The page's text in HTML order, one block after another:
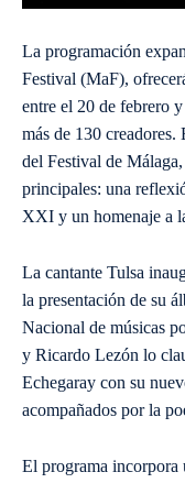
La programación
Festival (MaF),
entre el 20 de febrero
más de 130 creadores.
del Festival de
principales: una
XXI y un homenaje a
La cantante Tulsa
la presentación de su
Nacional de músicas
y Ricardo Lezón lo
Echegaray con su
acompañados por la
El programa incorpora